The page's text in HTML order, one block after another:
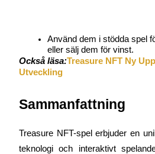
Använd dem i stödda spel
eller sälj dem för vinst.
Också läsa:Treasure NFT Ny
Utveckling
Sammanfattning
Treasure NFT-spel erbjuder en
teknologi och interaktivt